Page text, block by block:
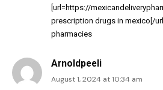
[url=https://
prescription drugs in mexico[/
pharmacies
Arnoldpeeli
August 1, 2024 at 10:34 am